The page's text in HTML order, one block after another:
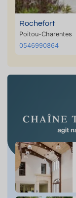
Rochefort
Poitou-Charentes
0546990864